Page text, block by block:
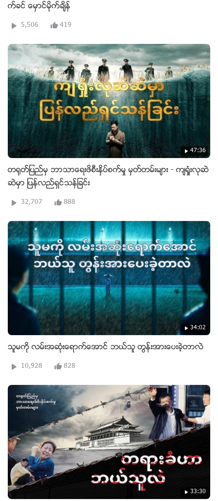
က္ခင္ ေမွာင္မိုက္ခ်ိန္
5,506 419
47:36
တ႐ုတ္ျပည္မွ ဘာသာေရးဖိစီးႏွိပ္စက္မႈ မွတ္တမ္းမ်ား - က်ရႈံးလုဆဲ
ဆဲမွာ ျပန္လည္ရွင္သန္ျခင္း
32,707 888
34:02
သူမကို လမ္းအဆုံးေရာက္ေအာင္ ဘယ္သူ တြန္းအားေပးခဲ့တာလဲ
10,928 828
33:30